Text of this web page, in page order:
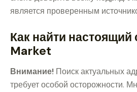
является проверенным
Как найти настоящий
Market
Внимание! Поиск актуальных
требует особой осторожности.